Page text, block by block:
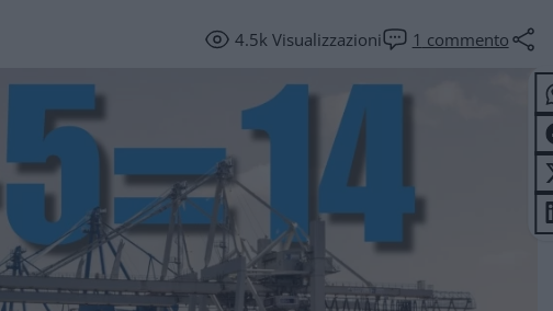
4.5kVisualizzazioni 1 commento